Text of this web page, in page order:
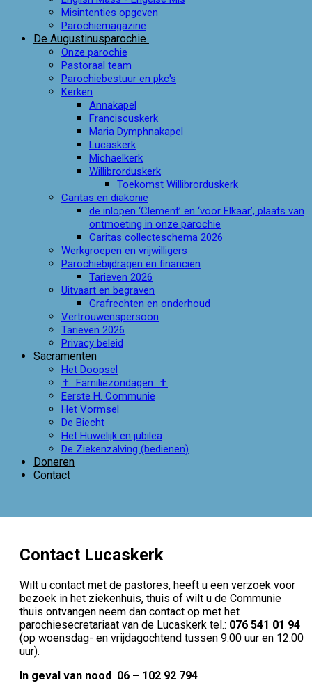
Misintenties opgeven
Parochiemagazine
De Augustinusparochie
Onze parochie
Pastoraal team
Parochiebestuur en pkc's
Kerken
Annakapel
Franciscuskerk
Maria Dymphnakapel
Lucaskerk
Michaelkerk
Willibrorduskerk
Toekomst Willibrorduskerk
Caritas en diakonie
de inlopen ‘Clement’ en ‘voor Elkaar’, plaats van
ontmoeting in onze parochie
Caritas collecteschema 2026
Werkgroepen en vrijwilligers
Parochiebijdragen en financiën
Tarieven 2026
Uitvaart en begraven
Grafrechten en onderhoud
Vertrouwenspersoon
Tarieven 2026
Privacy beleid
Sacramenten
Het Doopsel
✝ Familiezondagen ✝
Eerste H. Communie
Het Vormsel
De Biecht
Het Huwelijk en jubilea
De Ziekenzalving (bedienen)
Doneren
Contact
Contact Lucaskerk
Wilt u contact met de pastores, heeft u een verzoek voor
bezoek in het ziekenhuis, thuis of wilt u de Communie
thuis ontvangen neem dan contact op met het
parochiesecretariaat van de Lucaskerk tel.: 076 541 01 94
(op woensdag- en vrijdagochtend tussen 9.00 uur en 12.00
uur).
In geval van nood 06 – 102 92 794